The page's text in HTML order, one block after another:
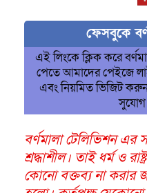
ফেসবুকে
এই লিংকে ক্লিক করে
পেতে আমাদের পেইজে
এবং নিয়মিত ভিজিট
সুযোগ
বর্ণমালা টেলিভিশন এর
শ্রদ্ধাশীল। তাই ধর্ম ও
কোনো বক্তব্য না করার